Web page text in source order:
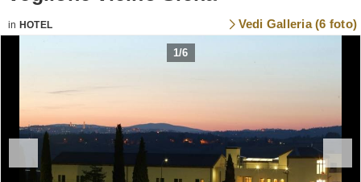
in HOTEL Vedi Galleria (6 foto)
1/6